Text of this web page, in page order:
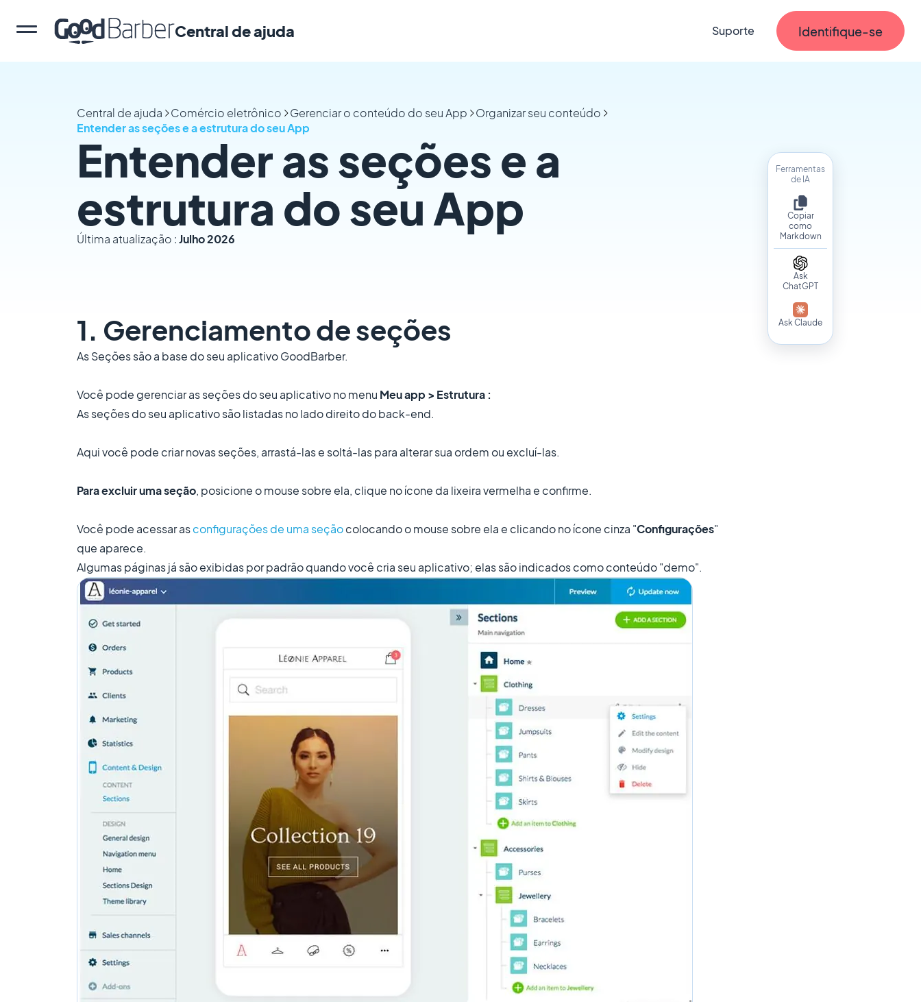
Central de ajuda Suporte Identifique-se
Ferramentas
de IA
Copiar
como
Markdown
Ask
ChatGPT
Ask Claude
Central de ajuda Comércio eletrônico Gerenciar o conteúdo do seu App
Organizar seu conteúdo
Entender as seções e a estrutura do seu App
Entender as seções e a
estrutura do seu App
Última atualização :Julho 2026
1. Gerenciamento de seções
As Seções são a base do seu aplicativo GoodBarber.
Você pode gerenciar as seções do seu aplicativo no menu Meu app > Estrutura :
As seções do seu aplicativo são listadas no lado direito do back-end.
Aqui você pode criar novas seções, arrastá-las e soltá-las para alterar sua ordem ou excluí-las.
Para excluir uma seção, posicione o mouse sobre ela, clique no ícone da lixeira vermelha e confirme.
Você pode acessar asconfigurações de uma seçãocolocando o mouse sobre ela e clicando no ícone cinza "Configurações"
que aparece.
Algumas páginas já são exibidas por padrão quando você cria seu aplicativo; elas são indicados como conteúdo "demo".